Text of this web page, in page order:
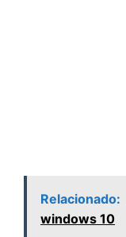
Relacionado:
windows 10